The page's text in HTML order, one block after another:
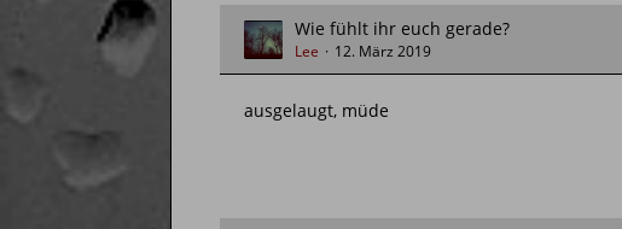
Wie fühlt ihr euch gerade?
Lee 12. März 2019
ausgelaugt, müde